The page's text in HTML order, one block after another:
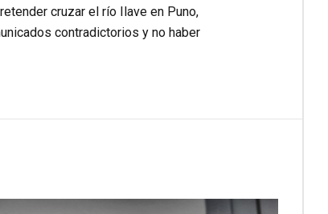
cruzar el río Ilave en Puno,
contradictorios y no haber